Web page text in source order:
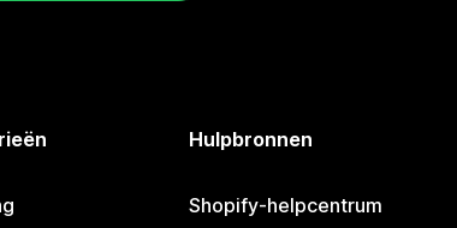
Hulpbronnen
Shopify-helpcentrum